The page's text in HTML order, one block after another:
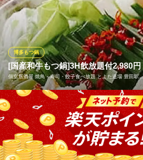
も焼いてよし、煮てよし！当店自慢のホ
ぷりっぷりの食感がたまらないと評判♪女
豊富です。一度食べればやみつきになる
ンをはじめ、ハツ・白ハチノス・コブク
富なホルモンをご用意しておりますので
い。
もつ鍋・ホルモン焼・焼肉 小力 豊田
もつ鍋 焼肉 ホルモン
名鉄三河線上挙母駅 車10分
愛知県豊田市御立町7-113-2
[国産和牛もつ鍋]3H飲放題付2,980円
個室居酒屋 焼鳥・寿司・餃子食べ放題 とよた道場 豊田駅
博多もつ鍋
【とよた道場】名物『もつ鍋』『肉汁餃
＋和食中心のメニュー110種類が食べ放
宴会可能。豪華110種類のドリンクメニ
♪鍋料理を中心に個室でコスパ抜群な宴会
い！期間限定ですので予約はお早めに